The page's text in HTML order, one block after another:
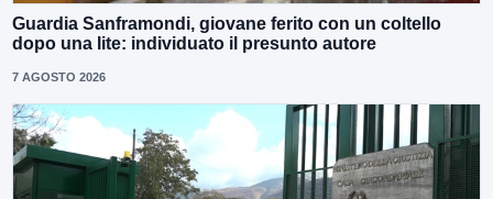
Guardia Sanframondi, giovane ferito con un coltello
dopo una lite: individuato il presunto autore
7 AGOSTO 2026